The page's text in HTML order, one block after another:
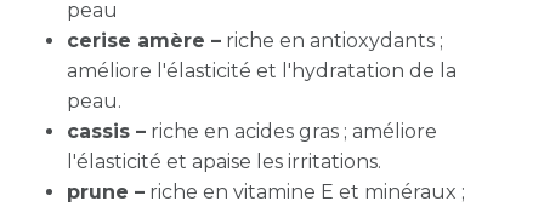
peau
cerise amère – riche en antioxydants ;
améliore l'élasticité et l'hydratation de la
peau.
cassis – riche en acides gras ; améliore
l'élasticité et apaise les irritations.
prune – riche en vitamine E et minéraux ;